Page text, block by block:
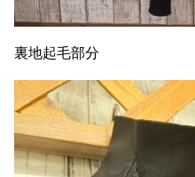
裏地起毛部分